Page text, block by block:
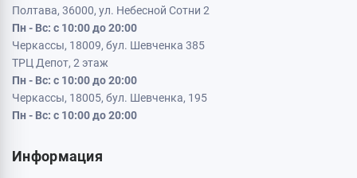
Полтава, 36000, ул. Небесной Сотни 2
Пн - Вс: с 10:00 до 20:00
Черкассы, 18009, бул. Шевченка 385
ТРЦ Депот, 2 этаж
Пн - Вс: с 10:00 до 20:00
Черкассы, 18005, бул. Шевченка, 195
Пн - Вс: с 10:00 до 20:00
Информация